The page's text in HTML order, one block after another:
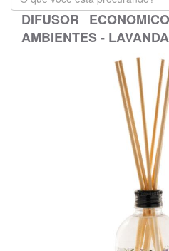
que
você
está
DIFUSOR
AMBIENTES -